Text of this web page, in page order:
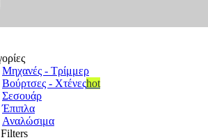
Μηχανές - Τρίμμερ
Βούρτσες - Χτένεςhot
Σεσουάρ
Έπιπλα
Αναλώσιμα